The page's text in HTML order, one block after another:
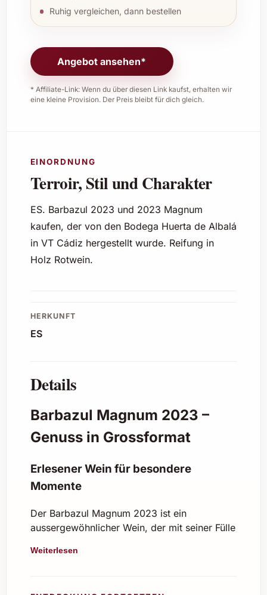
Ruhig vergleichen, dann bestellen
Angebot ansehen*
* Affiliate-Link: Wenn du über diesen Link kaufst, erhalten wir
eine kleine Provision. Der Preis bleibt für dich gleich.
EINORDNUNG
Terroir, Stil und Charakter
ES. Barbazul 2023 und 2023 Magnum
kaufen, der von den Bodega Huerta de Albalá
in VT Cádiz hergestellt wurde. Reifung in
Holz Rotwein.
HERKUNFT
ES
Details
Barbazul Magnum 2023 –
Genuss in Grossformat
Erlesener Wein für besondere
Momente
Der Barbazul Magnum 2023 ist ein
aussergewöhnlicher Wein, der mit seiner Fülle
Magnum-Flasche mit 1,5 Litern bietet nicht
Weiterlesen